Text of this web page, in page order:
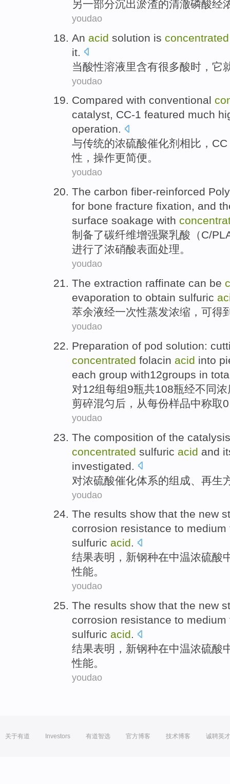
另一部分沉出淤渣的清澈磷酸经
youdao
An acid solution is concentrated
it
当酸性溶液里含有很多酸时， 它
youdao
Compared with conventional
catalyst, CC-1 featured much
operation.
与传统的浓硫酸催化剂 相比 ， CC
性，操作更简便。
youdao
The carbon fiber-reinforced
for bone fracture fixation, and
surface soakage with
制备了碳纤维增强聚乳酸 （C/
进行了浓硝酸表面处理。
youdao
The extraction raffinate can be
evaporation to obtain sulfuric
萃余液经一次性蒸发浓缩 ， 可得
youdao
Preparation of pod solution:
concentrated folacin acid into
each group with12groups in
对12组每组9瓶共108瓶经不同浓
剪碎混匀后，从每份样品中称取
youdao
The composition of the catalysis
concentrated sulfuric acid and
investigated
对浓硫酸催化体系的组成 再生
youdao
The results show that the new
corrosion resistance to medium
sulfuric acid.
结果表明 ， 新钢种在中温浓硫酸
性能。
youdao
The results show that the new
corrosion resistance to medium
sulfuric acid.
结果表明 ， 新钢种在中温浓硫酸
性能。
youdao
关于有道 Investors 有道智选 官方博客 技术博客 诚聘英才